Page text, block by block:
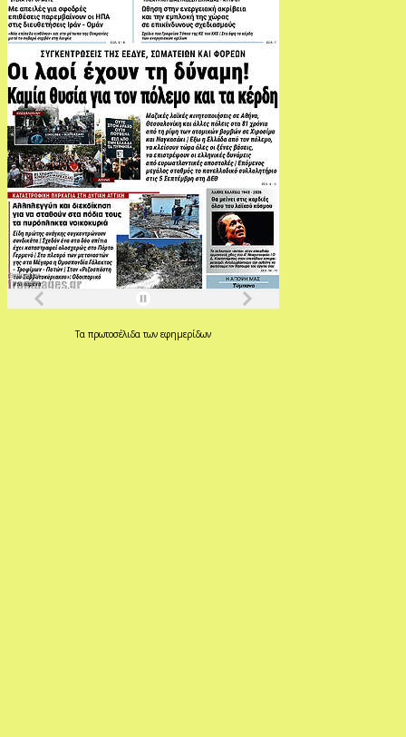
Τα πρωτοσέλιδατων εφημερίδων